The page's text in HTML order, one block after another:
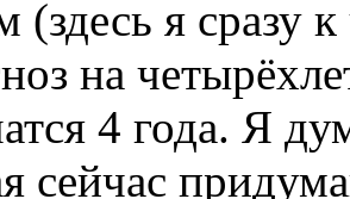
(здесь я сразу
на
4 года. Я
сейчас